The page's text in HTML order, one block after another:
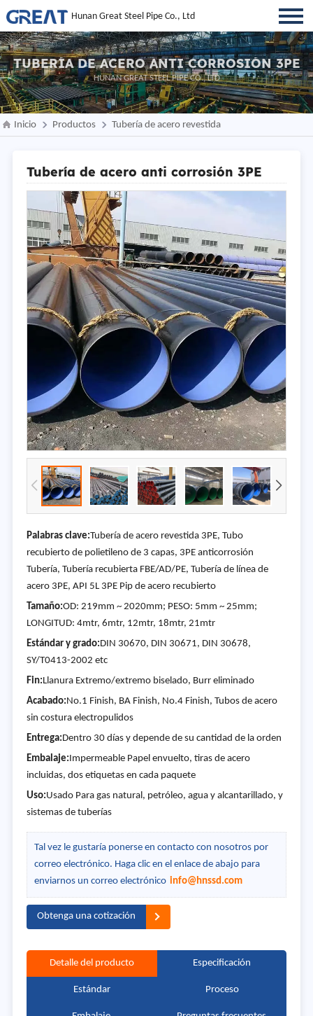
Hunan Great Steel Pipe Co., Ltd
TUBERÍA DE ACERO ANTI CORROSIÓN 3PE
HUNAN GREAT STEEL PIPE CO., LTD
Inicio Productos Tubería de acero revestida
Tubería de acero anti corrosión 3PE
Palabras clave:Tubería de acero revestida 3PE, Tubo
recubierto de polietileno de 3 capas, 3PE anticorrosión
Tubería, Tubería recubierta FBE/AD/PE, Tubería de línea de
acero 3PE, API 5L 3PE Pip de acero recubierto
Tamaño:OD: 219mm ~ 2020mm; PESO: 5mm ~ 25mm;
LONGITUD: 4mtr, 6mtr, 12mtr, 18mtr, 21mtr
Estándar y grado:DIN 30670, DIN 30671, DIN 30678,
SY/T0413-2002 etc
Fin:Llanura Extremo/extremo biselado, Burr eliminado
Acabado:No.1 Finish, BA Finish, No.4 Finish, Tubos de acero
sin costura electropulidos
Entrega:Dentro 30 días y depende de su cantidad de la orden
Embalaje:Impermeable Papel envuelto, tiras de acero
incluidas, dos etiquetas en cada paquete
Uso:Usado Para gas natural, petróleo, agua y alcantarillado, y
sistemas de tuberías
Tal vez le gustaría ponerse en contacto con nosotros por
correo electrónico. Haga clic en el enlace de abajo para
enviarnos un correo electrónico info@hnssd.com
Obtenga una cotización
Detalle del producto Especificación
Estándar Proceso